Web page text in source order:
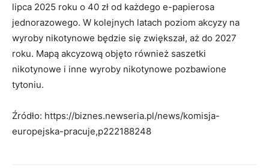
lipca 2025 roku o 40 zł od każdego e-papierosa
jednorazowego. W kolejnych latach poziom akcyzy na
wyroby nikotynowe będzie się zwiększał, aż do 2027
roku. Mapą akcyzową objęto również saszetki
nikotynowe i inne wyroby nikotynowe pozbawione
tytoniu.
Źródło: https://biznes.newseria.pl/news/komisja-
europejska-pracuje,p222188248